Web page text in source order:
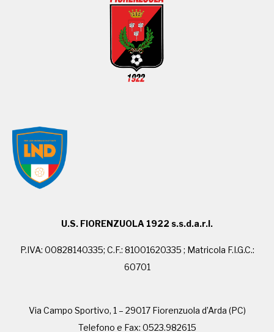
U.S. FIORENZUOLA 1922 s.s.d.a.r.l.
P.IVA: 00828140335; C.F.: 81001620335 ; Matricola F.I.G.C.:
60701
Via Campo Sportivo, 1 – 29017 Fiorenzuola d’Arda (PC)
Telefono e Fax: 0523.982615